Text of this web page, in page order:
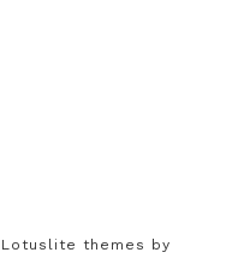
Lotuslite themes by